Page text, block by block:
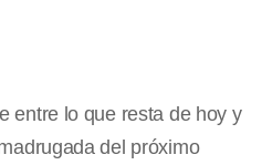
entre lo que resta de hoy y
del próximo